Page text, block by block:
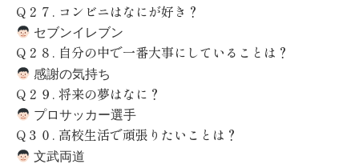
Q ２７ . コンビニはなにが好き？
セブンイレブン
Q ２８ . 自分の中で一番大事にしていることは？
感謝の気持ち
Q ２９ . 将来の夢はなに？
プロサッカー選手
Q ３０ . 高校生活で頑張りたいことは？
文武両道